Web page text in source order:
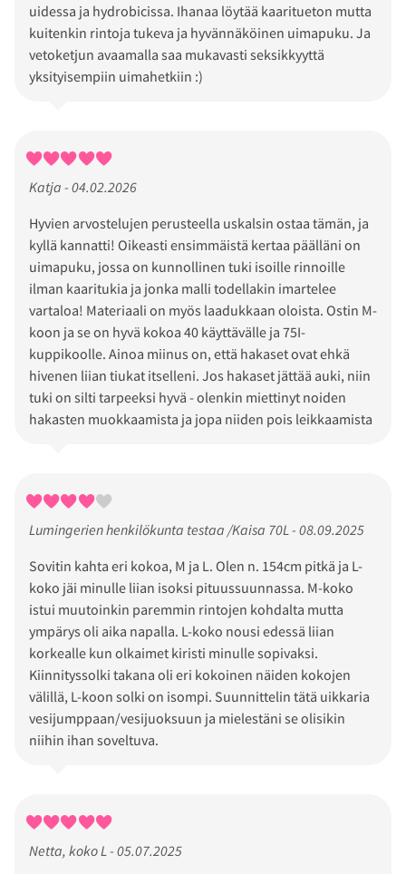
uidessa ja hydrobicissa. Ihanaa löytää kaaritueton mutta
kuitenkin rintoja tukeva ja hyvännäköinen uimapuku. Ja
vetoketjun avaamalla saa mukavasti seksikkyyttä
yksityisempiin uimahetkiin :)
Katja - 04.02.2026
Hyvien arvostelujen perusteella uskalsin ostaa tämän, ja
kyllä kannatti! Oikeasti ensimmäistä kertaa päälläni on
uimapuku, jossa on kunnollinen tuki isoille rinnoille
ilman kaaritukia ja jonka malli todellakin imartelee
vartaloa! Materiaali on myös laadukkaan oloista. Ostin M-
koon ja se on hyvä kokoa 40 käyttävälle ja 75I-
kuppikoolle. Ainoa miinus on, että hakaset ovat ehkä
hivenen liian tiukat itselleni. Jos hakaset jättää auki, niin
tuki on silti tarpeeksi hyvä - olenkin miettinyt noiden
hakasten muokkaamista ja jopa niiden pois leikkaamista
Lumingerien henkilökunta testaa /Kaisa 70L - 08.09.2025
Sovitin kahta eri kokoa, M ja L. Olen n. 154cm pitkä ja L-
koko jäi minulle liian isoksi pituussuunnassa. M-koko
istui muutoinkin paremmin rintojen kohdalta mutta
ympärys oli aika napalla. L-koko nousi edessä liian
korkealle kun olkaimet kiristi minulle sopivaksi.
Kiinnityssolki takana oli eri kokoinen näiden kokojen
välillä, L-koon solki on isompi. Suunnittelin tätä uikkaria
vesijumppaan/vesijuoksuun ja mielestäni se olisikin
niihin ihan soveltuva.
Netta, koko L - 05.07.2025